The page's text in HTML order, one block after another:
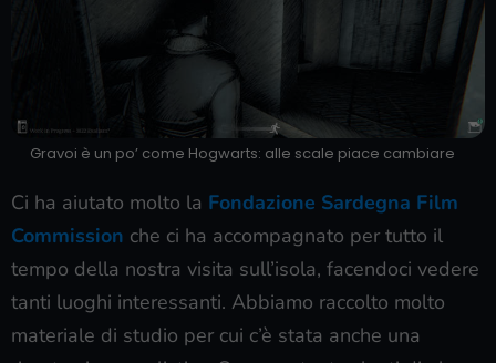
Gravoi è un po’ come Hogwarts: alle scale piace cambiare
Ci ha aiutato molto la Fondazione Sardegna Film
Commission che ci ha accompagnato per tutto il
tempo della nostra visita sull’isola, facendoci vedere
tanti luoghi interessanti. Abbiamo raccolto molto
materiale di studio per cui c’è stata anche una